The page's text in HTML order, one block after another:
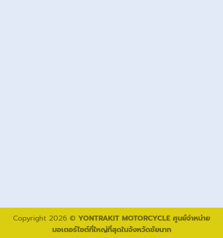
Copyright 2026 © YONTRAKIT MOTORCYCLE ศูนย์จำหน่าย
มอเตอร์ไซต์ที่ใหญ่ที่สุดในจังหวัดชัยนาท